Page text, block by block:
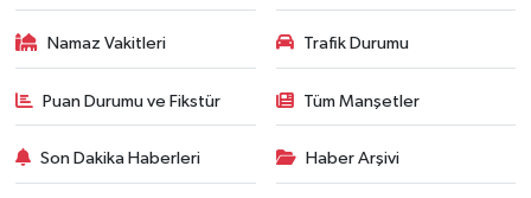
Namaz Vakitleri Trafik Durumu
Puan Durumu ve Fikstür Tüm Manşetler
Son Dakika Haberleri Haber Arşivi